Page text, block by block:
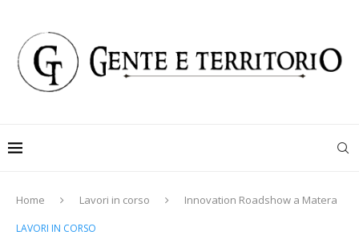
Home Lavori in corso Innovation Roadshow a Matera
LAVORI IN CORSO